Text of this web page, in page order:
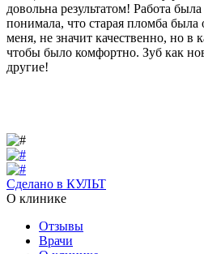
довольна результатом! Работа
понимала, что старая пломба была
меня, не значит качественно, но в
чтобы было комфортно. Зуб как
другие!
Сделано в КУЛЬТ
О клинике
Отзывы
Врачи